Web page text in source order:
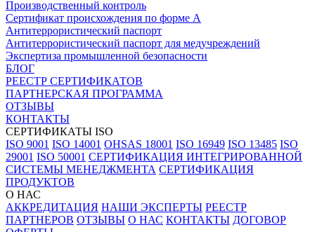
Производственный контроль
Сертификат происхождения по форме А
Антитеррористический паспорт
Антитеррористический паспорт для медучреждений
Экспертиза промышленной безопасности
БЛОГ
РЕЕСТР СЕРТИФИКАТОВ
ПАРТНЕРСКАЯ ПРОГРАММА
ОТЗЫВЫ
КОНТАКТЫ
СЕРТИФИКАТЫ ISO
ISO 9001 ISO 14001 OHSAS 18001 ISO 16949 ISO 13485 ISO
29001 ISO 50001 СЕРТИФИКАЦИЯ ИНТЕГРИРОВАННОЙ
СИСТЕМЫ МЕНЕДЖМЕНТА СЕРТИФИКАЦИЯ
ПРОДУКТОВ
О НАС
АККРЕДИТАЦИЯ НАШИ ЭКСПЕРТЫ РЕЕСТР
ПАРТНЕРОВ ОТЗЫВЫ О НАС КОНТАКТЫ ДОГОВОР